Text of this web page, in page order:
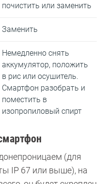
почистить или заменить
Заменить
Немедленно снять
аккумулятор, положить
в рис или осушитель.
Смартфон разобрать и
поместить в
изопропиловый спирт
(для
IP 67 или выше), на